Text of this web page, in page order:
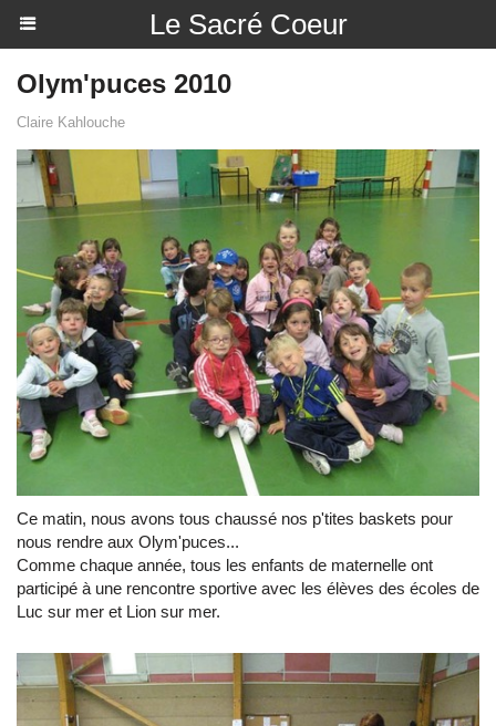
Le Sacré Coeur
Olym'puces 2010
Claire Kahlouche
Ce matin, nous avons tous chaussé nos p'tites baskets pour
nous rendre aux Olym'puces...
Comme chaque année, tous les enfants de maternelle ont
participé à une rencontre sportive avec les élèves des écoles de
Luc sur mer et Lion sur mer.